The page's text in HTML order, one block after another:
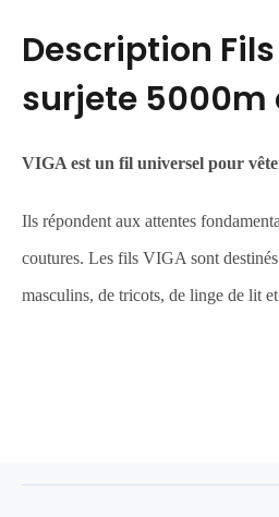
Description
surjete 5000m
VIGA est un fil universel pour
Ils répondent aux attentes
coutures. Les fils VIGA sont
masculins, de tricots, de linge de lit